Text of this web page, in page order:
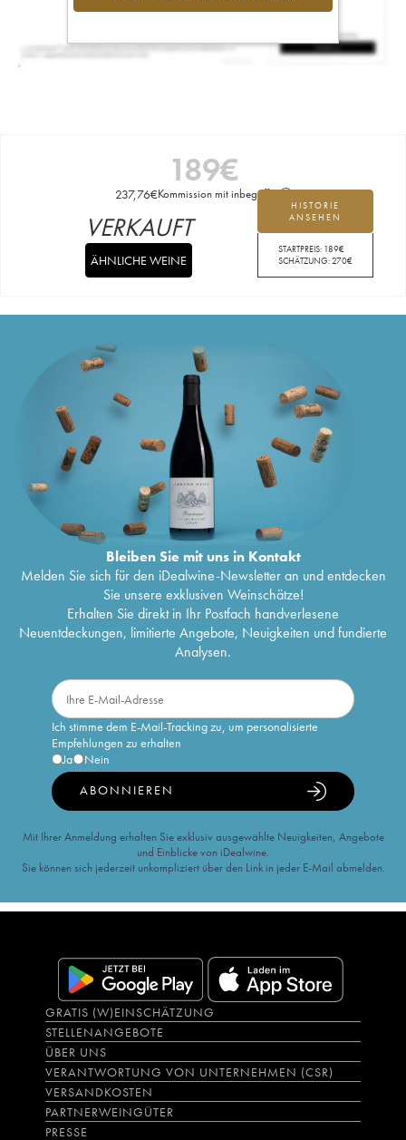
189€
237,76€Kommission mit inbegriffen
HISTORIE
ANSEHEN
STARTPREIS: 189€
SCHÄTZUNG:270€
VERKAUFT
ÄHNLICHE WEINE
Bleiben Sie mit uns in Kontakt
Melden Sie sich für den iDealwine-Newsletter an und entdecken
Sie unsere exklusiven Weinschätze!
Erhalten Sie direkt in Ihr Postfach handverlesene
Neuentdeckungen, limitierte Angebote, Neuigkeiten und fundierte
Analysen.
Ich stimme dem E-Mail-Tracking zu, um personalisierte
Empfehlungen zu erhalten
Ja
Nein
ABONNIEREN
Mit Ihrer Anmeldung erhalten Sie exklusiv ausgewählte Neuigkeiten, Angebote
und Einblicke von iDealwine.
Sie können sich jederzeit unkompliziert über den Link in jeder E-Mail abmelden.
GRATIS (W)EINSCHÄTZUNG
STELLENANGEBOTE
ÜBER UNS
VERANTWORTUNG VON UNTERNEHMEN (CSR)
VERSANDKOSTEN
PARTNERWEINGÜTER
PRESSE